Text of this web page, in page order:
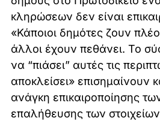
κληρώσεων δεν είναι
«Κάποιοι δημότες ζουν
άλλοι έχουν πεθάνει. Το
να “πιάσει” αυτές τις
αποκλείσει» επισημαίνουν
ανάγκη επικαιροποίησης
επαλήθευσης των